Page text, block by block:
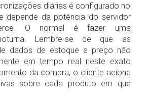
diárias é configurado no
depende da potência do servidor
O normal é fazer uma
Lembre-se de que as
dados de estoque e preço não
em tempo real neste exato
da compra, o cliente aciona
sobre cada produto em que